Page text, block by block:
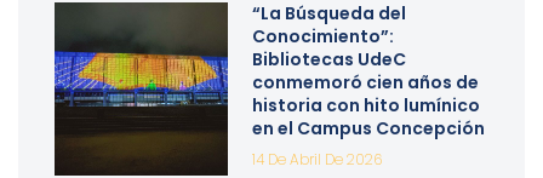
“La Búsqueda del
Conocimiento”:
Bibliotecas UdeC
conmemoró cien años de
historia con hito lumínico
en el Campus Concepción
14 De Abril De 2026